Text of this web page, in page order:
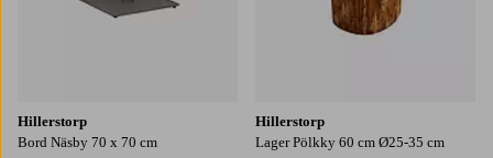
Hillerstorp
Bord Näsby 70 x 70 cm
Hillerstorp
Lager Pölkky 60 cm Ø25-35 cm